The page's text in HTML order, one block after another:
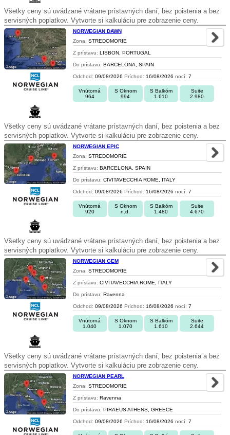
Všetky ceny sú uvádzané vrátane prístavných daní, bez poistenia a bez
servisných poplatkov. Vytvorte si kalkuláciu pre zobrazenie ceny.
NORWEGIAN DAWN
Zona: STREDOMORIE
Z prístavu: LISBON, PORTUGAL
Do prístavu: BARCELONA, SPAIN
Odchod: 09/08/2026 Príchod: 16/08/2026 nocí: 7
Vnútorná
964
S Oknom
994
S Balkóm
1.610
Suite
2.980
Všetky ceny sú uvádzané vrátane prístavných daní, bez poistenia a bez
servisných poplatkov. Vytvorte si kalkuláciu pre zobrazenie ceny.
NORWEGIAN EPIC
Zona: STREDOMORIE
Z prístavu: BARCELONA, SPAIN
Do prístavu: CIVITAVECCHIA ROME, ITALY
Odchod: 09/08/2026 Príchod: 16/08/2026 nocí: 7
Vnútorná
920
S Oknom
n.d.
S Balkóm
1.480
Suite
4.670
Všetky ceny sú uvádzané vrátane prístavných daní, bez poistenia a bez
servisných poplatkov. Vytvorte si kalkuláciu pre zobrazenie ceny.
NORWEGIAN GEM
Zona: STREDOMORIE
Z prístavu: CIVITAVECCHIA ROME, ITALY
Do prístavu: Ravenna
Odchod: 09/08/2026 Príchod: 16/08/2026 nocí: 7
Vnútorná
1.040
S Oknom
1.070
S Balkóm
1.610
Suite
2.644
Všetky ceny sú uvádzané vrátane prístavných daní, bez poistenia a bez
servisných poplatkov. Vytvorte si kalkuláciu pre zobrazenie ceny.
NORWEGIAN PEARL
Zona: STREDOMORIE
Z prístavu: Ravenna
Do prístavu: PIRAEUS ATHENS, GREECE
Odchod: 09/08/2026 Príchod: 16/08/2026 nocí: 7